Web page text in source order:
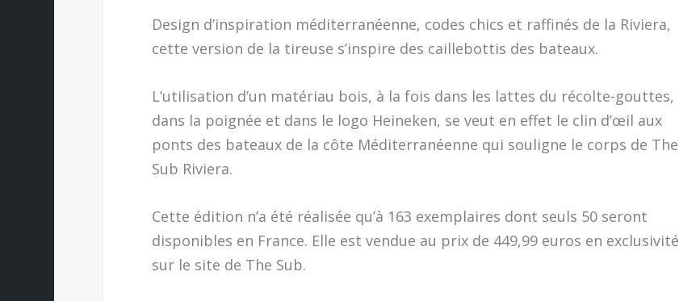
Design d’inspiration méditerranéenne, codes chics et raffinés de la Riviera,
cette version de la tireuse s’inspire des caillebottis des bateaux.
L’utilisation d’un matériau bois, à la fois dans les lattes du récolte-gouttes,
dans la poignée et dans le logo Heineken, se veut en effet le clin d’œil aux
ponts des bateaux de la côte Méditerranéenne qui souligne le corps de The
Sub Riviera.
Cette édition n’a été réalisée qu’à 163 exemplaires dont seuls 50 seront
disponibles en France. Elle est vendue au prix de 449,99 euros en exclusivité
sur le site de The Sub.